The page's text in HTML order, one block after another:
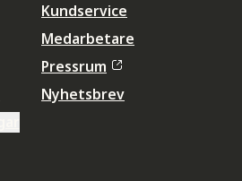
Kundservice
Medarbetare
Pressrum
Nyhetsbrev